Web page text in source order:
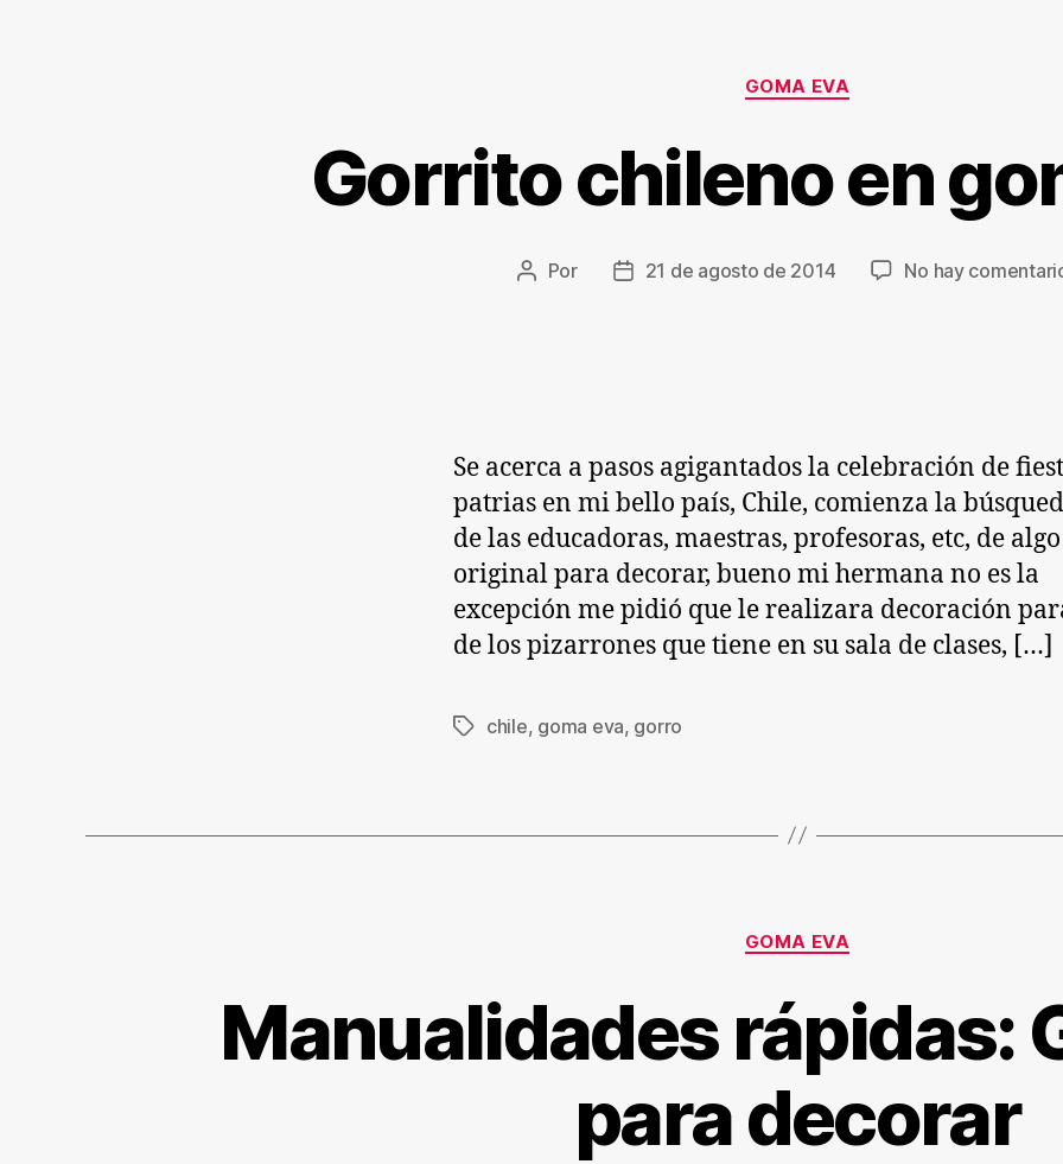
Categorías
GOMA EVA
Gorrito chileno en
Autor
Por
Fecha21 de agosto de 2014 No hay
Se acerca a pasos agigantados la celebración de
patrias en mi bello país, Chile, comienza la
de las educadoras, maestras, profesoras, etc, de algo
original para decorar, bueno mi hermana no es la
excepción me pidió que le realizara decoración
de los pizarrones que tiene en su sala de clases, […]
Etiquetas
chile, goma eva, gorro
Categorías
GOMA EVA
Manualidades rápidas:
para decorar